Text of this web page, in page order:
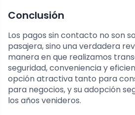
Conclusión
Los pagos sin contacto no son
pasajera, sino una verdadera
manera en que realizamos
seguridad, conveniencia y
opción atractiva tanto para
para negocios, y su adopción
los años venideros.